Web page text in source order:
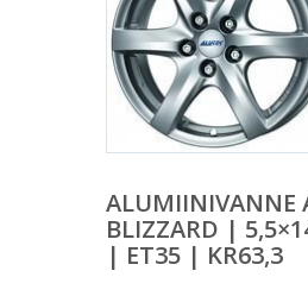
ALUMIINIVANNE
BLIZZARD |
| ET35 | KR63,3